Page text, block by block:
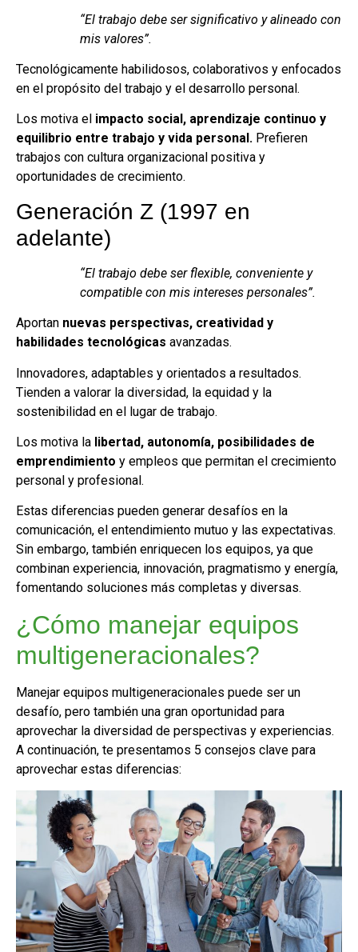
“​​El trabajo debe ser significativo y alineado con
mis valores”.
Tecnológicamente habilidosos, colaborativos y enfocados
en el propósito del trabajo y el desarrollo personal.
Los motiva el impacto social, aprendizaje continuo y
equilibrio entre trabajo y vida personal. Prefieren
trabajos con cultura organizacional positiva y
oportunidades de crecimiento.
Generación Z (1997 en
adelante)
“El trabajo debe ser flexible, conveniente y
compatible con mis intereses personales”.
Aportan nuevas perspectivas, creatividad y
habilidades tecnológicas avanzadas.
Innovadores, adaptables y orientados a resultados.
Tienden a valorar la diversidad, la equidad y la
sostenibilidad en el lugar de trabajo.
Los motiva la libertad, autonomía, posibilidades de
emprendimiento y empleos que permitan el crecimiento
personal y profesional.
Estas diferencias pueden generar desafíos en la
comunicación, el entendimiento mutuo y las expectativas.
Sin embargo, también enriquecen los equipos, ya que
combinan experiencia, innovación, pragmatismo y energía,
fomentando soluciones más completas y diversas.
¿Cómo manejar equipos
multigeneracionales?
Manejar equipos multigeneracionales puede ser un
desafío, pero también una gran oportunidad para
aprovechar la diversidad de perspectivas y experiencias.
A continuación, te presentamos 5 consejos clave para
aprovechar estas diferencias: